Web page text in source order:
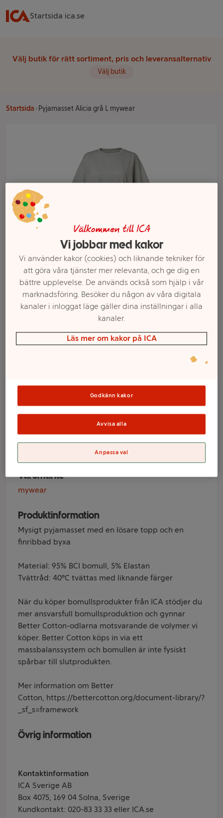
Startsida ica.se
Välj butik för rätt sortiment, pris och leveransalternativ
Välj butik
Startsida Pyjamasset Alicia grå L mywear
Pyjamasset Alicia
grå L mywear
Varumärke
mywear
Produktinformation
Mysigt pyjamasset med en lösare topp och en
finribbad byxa
Material: 95% BCI bomull, 5% Elastan
Tvättråd: 40°C tvättas med liknande färger
När du köper bomullsprodukter från ICA stödjer du
mer ansvarsfull bomullsproduktion och gynnar
Better Cotton-odlarna motsvarande de volymer vi
köper. Better Cotton köps in via ett
massbalanssystem och bomullen är inte fysiskt
spårbar till slutprodukten.
Mer information om Better
Cotton, https://bettercotton.org/document-library/?
_sf_s=framework
Övrig information
Kontaktinformation
ICA Sverige AB
Box 4075, 169 04 Solna, Sverige
Kundkontakt: 020-83 33 33 eller ICA.se
Välj butik och handla
Välkommen till ICA
Vi jobbar med kakor
Vi använder kakor (cookies) och liknande tekniker för
att göra våra tjänster mer relevanta, och ge dig en
bättre upplevelse. De används också som hjälp i vår
marknadsföring. Besöker du någon av våra digitala
kanaler i inloggat läge gäller dina inställningar i alla
kanaler.
Läs mer om kakor på ICA
Godkänn kakor
Avvisa alla
Anpassa val